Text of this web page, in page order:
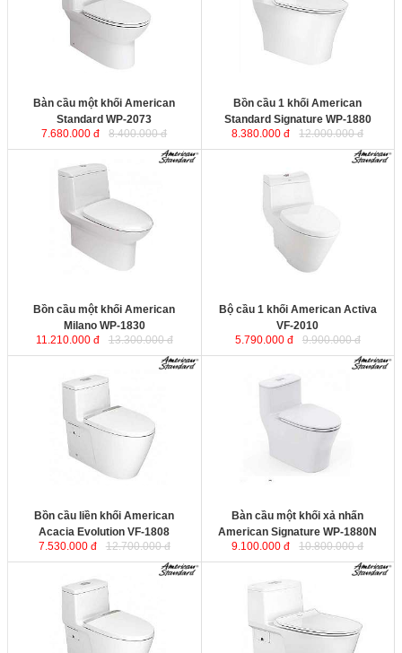
cặn, duy trì độ sáng bóng cho sứ vệ
sinh trong suốt vòng đời sử
dụng. Công nghệ xả xoáy mạnh mẽ
kết hợp tia đẩy giúp đánh bay tất cả
Bàn cầu một khối American
Standard WP-2073
7.680.000 đ
8.400.000 đ
chống bám cặn, duy trì độ sáng
bóng cho sứ vệ sinh trong suốt
vòng đời sử dụng. Công nghệ xả
xoáy mạnh mẽ kết hợp tia đẩy giúp
Bồn cầu 1 khối American
Standard Signature WP-1880
8.380.000 đ
12.000.000 đ
Bồn cầu một khối American
sử dụng công
nghệ chống bám bẩn, chống bám
cặn, duy trì độ sáng bóng cho sứ vệ
sinh trong suốt vòng đời sử
dụng. Công nghệ xả xoáy mạnh mẽ
kết hợp tia đẩy giúp đánh bay tất cả
Bồn cầu một khối American
Milano WP-1830
11.210.000 đ
13.300.000 đ
Bộ cầu 1 khối American Activa
sử dụng công nghệ chống
sáng bóng cho sứ vệ sinh trong
suốt vòng đời sử dụng. Công nghệ
xả xoáy mạnh mẽ kết hợp tia đẩy
giúp đánh bay tất cả các loại chất
Bộ cầu 1 khối American Activa
VF-2010
5.790.000 đ
9.900.000 đ
Bồn cầu liền khối American
Acacia Evolution VF-1808
công nghệ chống bám bẩn, chống
bám cặn, duy trì độ sáng bóng cho
sứ vệ sinh trong suốt vòng đời sử
dụng. Công nghệ xả xoáy mạnh mẽ
kết hợp tia đẩy giúp đánh bay tất cả
Bồn cầu liền khối American
Acacia Evolution VF-1808
7.530.000 đ
12.700.000 đ
American Signature WP-1880N
dụng công nghệ chống bám bẩn,
chống bám cặn, duy trì độ sáng
bóng cho sứ vệ sinh trong suốt
vòng đời sử dụng. Công nghệ xả
xoáy mạnh mẽ kết hợp tia đẩy giúp
Bàn cầu một khối xả nhấn
American Signature WP-1880N
9.100.000 đ
10.800.000 đ
Bàn cầu 1 khối xả nhấn American
VF-1808T sử dụng công nghệ
chống bám bẩn, chống bám cặn,
duy trì độ sáng bóng cho sứ vệ sinh
trong suốt vòng đời sử dụng. Công
Bồn cầu liền khối xả nhấn
American VF-1808E
nghệ chống bám bẩn, chống bám
cặn, duy trì độ sáng bóng cho sứ vệ
sinh trong suốt vòng đời sử